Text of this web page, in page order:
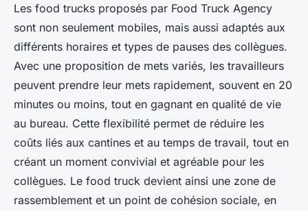
Les food trucks proposés par Food Truck Agency
sont non seulement mobiles, mais aussi adaptés aux
différents horaires et types de pauses des collègues.
Avec une proposition de mets variés, les travailleurs
peuvent prendre leur mets rapidement, souvent en 20
minutes ou moins, tout en gagnant en qualité de vie
au bureau. Cette flexibilité permet de réduire les
coûts liés aux cantines et au temps de travail, tout en
créant un moment convivial et agréable pour les
collègues. Le food truck devient ainsi une zone de
rassemblement et un point de cohésion sociale, en